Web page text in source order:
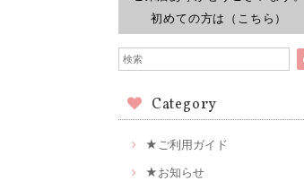
初めての方は（こちら）
Category
★ご利用ガイド
★お知らせ